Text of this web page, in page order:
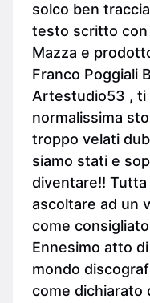
solco ben
testo scritto con
Mazza e
Franco Poggiali
Artestudio53 , ti
normalissima
troppo velati
siamo stati e
diventare!!
ascoltare ad un
come
Ennesimo atto
mondo
come dichiarato